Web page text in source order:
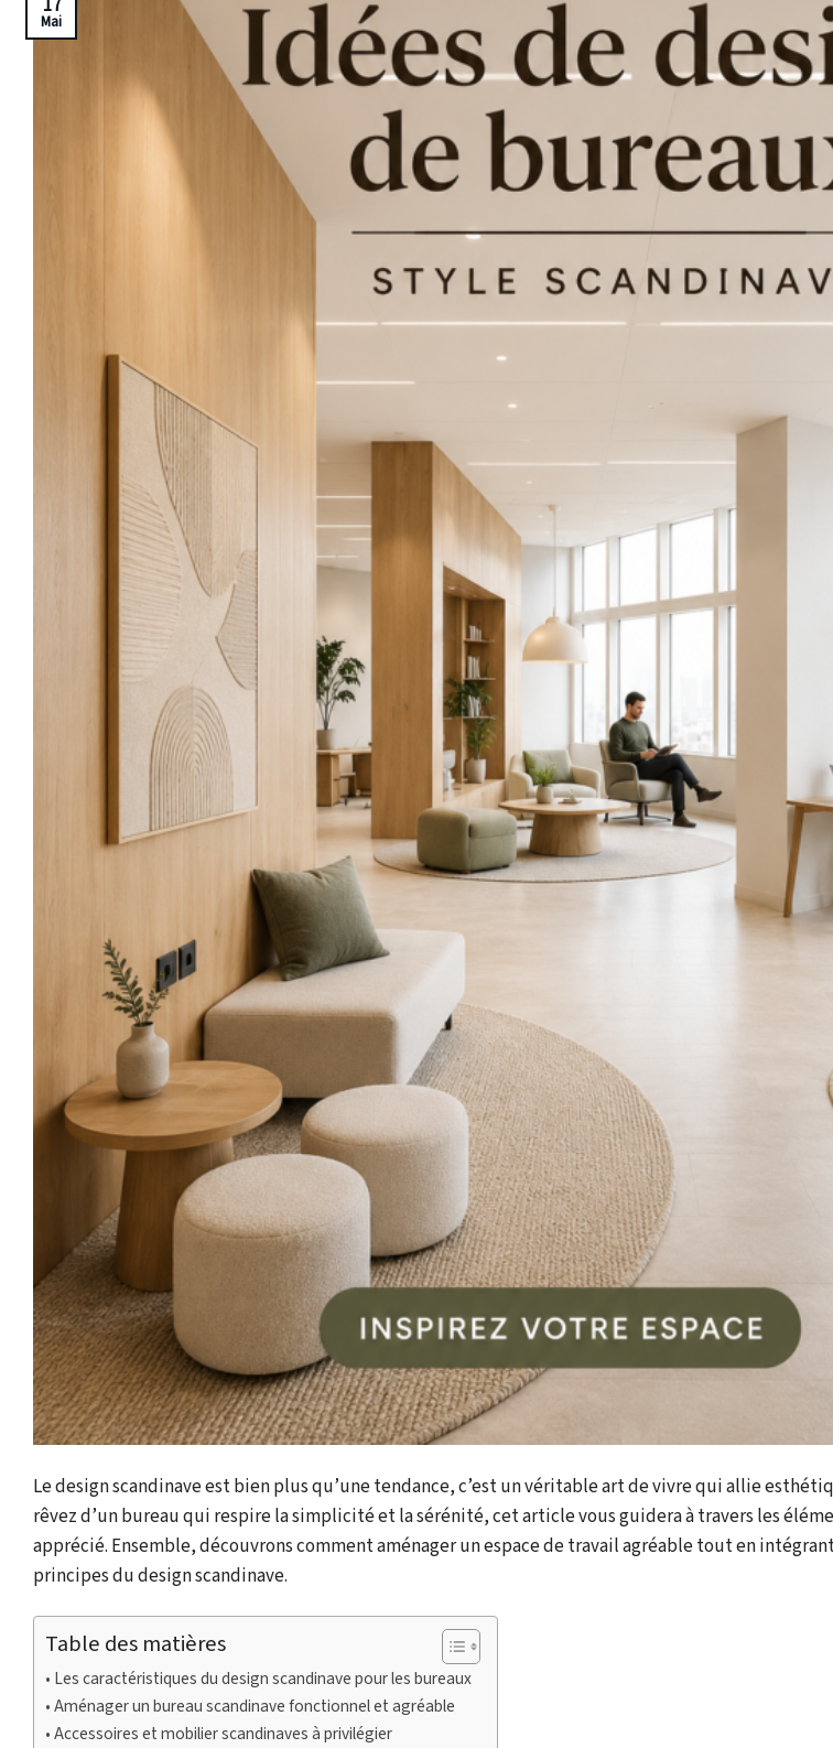
Mai
Le design scandinave est bien plus qu’une tendance, c’est un véritable art de vivre qui allie
rêvez d’un bureau qui respire la simplicité et la sérénité, cet article vous guidera à travers les
apprécié. Ensemble, découvrons comment aménager un espace de travail agréable tout en
principes du design scandinave.
Table des matières
Les caractéristiques du design scandinave pour les bureaux
Aménager un bureau scandinave fonctionnel et agréable
Accessoires et mobilier scandinaves à privilégier